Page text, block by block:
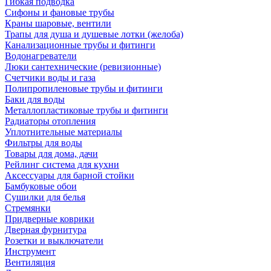
Сифоны и фановые трубы
Краны шаровые, вентили
Трапы для душа и душевые лотки (желоба)
Канализационные трубы и фитинги
Водонагреватели
Люки сантехнические (ревизионные)
Счетчики воды и газа
Полипропиленовые трубы и фитинги
Баки для воды
Металлопластиковые трубы и фитинги
Радиаторы отопления
Уплотнительные материалы
Фильтры для воды
Товары для дома, дачи
Рейлинг система для кухни
Аксессуары для барной стойки
Бамбуковые обои
Сушилки для белья
Стремянки
Придверные коврики
Дверная фурнитура
Розетки и выключатели
Инструмент
Вентиляция